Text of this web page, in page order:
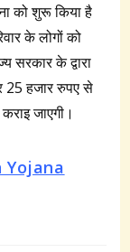
को शुरू किया है
के लोगों को
सरकार के द्वारा
25 हजार रुपए से
जाएगी।
Yojana